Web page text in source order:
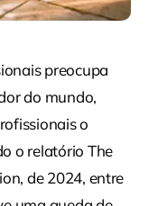
preocupa
do mundo,
o
o relatório The
de 2024, entre